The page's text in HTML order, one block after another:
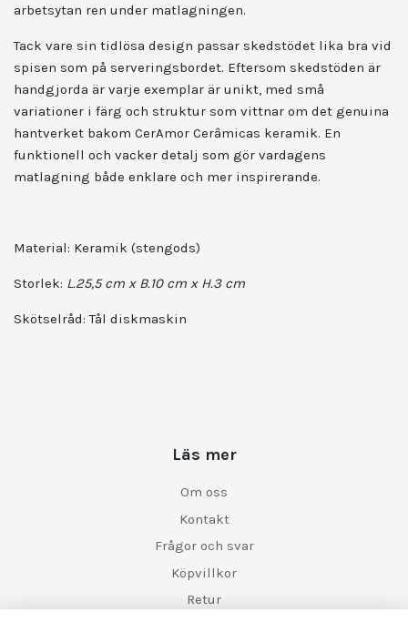
arbetsytan ren under matlagningen.
Tack vare sin tidlösa design passar skedstödet lika bra vid
spisen som på serveringsbordet. Eftersom skedstöden är
handgjorda är varje exemplar är unikt, med små
variationer i färg och struktur som vittnar om det genuina
hantverket bakom CerAmor Cerâmicas keramik. En
funktionell och vacker detalj som gör vardagens
matlagning både enklare och mer inspirerande.
Material: Keramik (stengods)
Storlek: L.25,5 cm x B.10 cm x H.3 cm
Skötselråd: Tål diskmaskin
Läs mer
Om oss
Kontakt
Frågor och svar
Köpvillkor
Retur